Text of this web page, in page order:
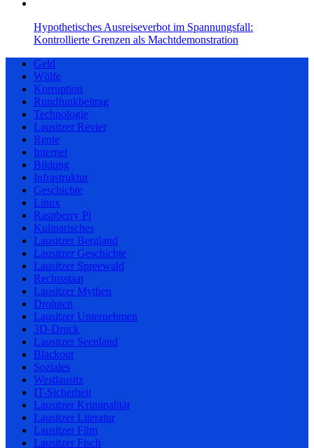
Hypothetisches Ausreiseverbot im Spannungsfall:
Kontrollierte Grenzen als Machtdemonstration
Geld
Wölfe
Korruption
Rundfunkbeitrag
Technologie
Lausitzer Revier
Rente
Internet
Bildung
Infrastruktur
Geschichte
Linux
Raspberry Pi
Kulinarisches
Lausitzer Bergland
Lausitzer Geschichte
Lausitzer Spreewald
Rechtsstaat
Lausitzer Mythen
Drohnen
Lausitzer Unternehmen
3D-Druck
Lausitzer Seenland
Blackout
Soziales
Westlausitz
IT-Sicherheit
Lausitzer Kriminalität
Lausitzer Literatur
Lausitzer Film
Lausitzer Fisch